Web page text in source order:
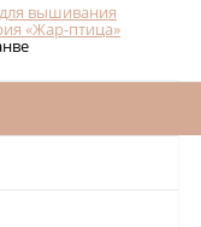
вышивания
«Жар-птица»